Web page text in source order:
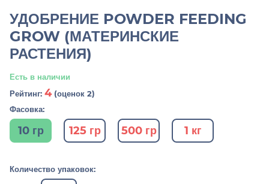
УДОБРЕНИЕ POWDER FEEDING
GROW (МАТЕРИНСКИЕ
РАСТЕНИЯ)
Есть в наличии
Рейтинг: 4(оценок 2)
Фасовка:
10 гр 125 гр 500 гр 1 кг
Количество упаковок: